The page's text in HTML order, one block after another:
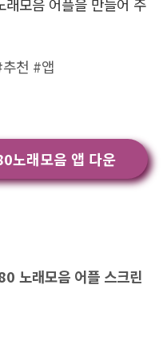
모음 어플을 만들어 주
천 #앱
노래모음 앱 다운
노래모음 어플 스크린